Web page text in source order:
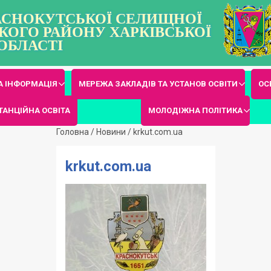
СЕЛИЩНОЇ
РАЙОНУ ХАРКІВСЬКОЇ
ІНФОРМАЦІЯ МЕРЕЖА ЗАКЛАДІВ ТА УСТАНОВ ОСВІТИ
ОСВІТА МОЛОДІЖНА ПОЛІТИКА
Головна / Новини / krkut.com.ua
krkut.com.ua